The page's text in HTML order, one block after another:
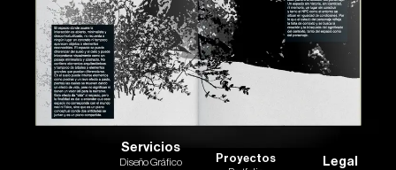
Servicios
Diseño Gráfico
Proyectos Legal